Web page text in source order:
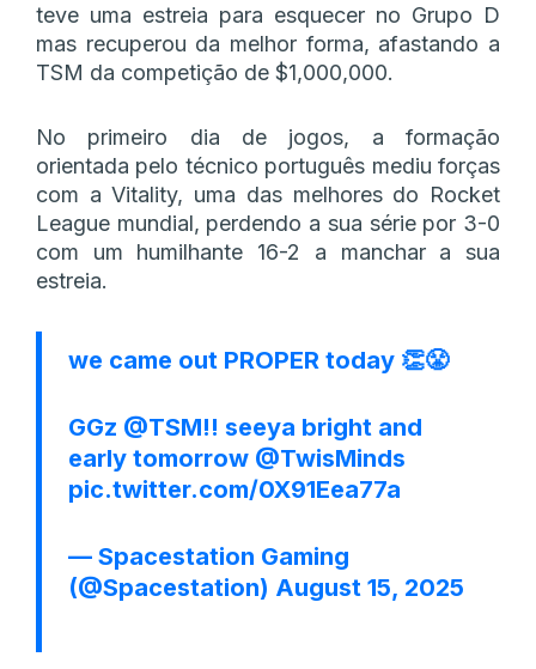
teve uma estreia para esquecer no Grupo D
mas recuperou da melhor forma, afastando a
TSM da competição de $1,000,000.
No primeiro dia de jogos, a formação
orientada pelo técnico português mediu forças
com a Vitality, uma das melhores do Rocket
League mundial, perdendo a sua série por 3-0
com um humilhante 16-2 a manchar a sua
estreia.
we came out PROPER today 👏😤
GGz @TSM!! seeya bright and
early tomorrow @TwisMinds
pic.twitter.com/0X91Eea77a
— Spacestation Gaming
(@Spacestation) August 15, 2025